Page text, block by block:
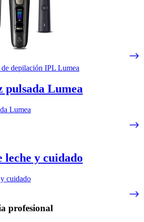
depilación IPL Lumea
pulsada Lumea
leche y cuidado
profesional